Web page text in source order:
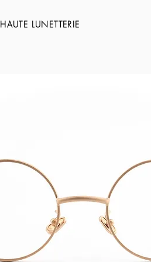
HAUTE LUNETTERIE